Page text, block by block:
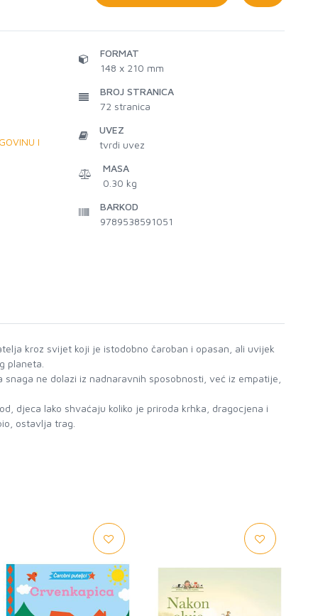
I
FORMAT
148 x 210 mm
BROJ STRANICA
72 stranica
UVEZ
tvrdi uvez
MASA
0.30 kg
BARKOD
9789538591051
kroz svijet koji je istodobno čaroban i opasan, ali uvijek
planeta.
ne dolazi iz nadnaravnih sposobnosti, već iz empatije,
djeca lako shvaćaju koliko je priroda krhka, dragocjena i
ostavlja trag.